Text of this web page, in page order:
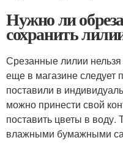
Нужно ли
сохранить
Срезанные лилии
еще в магазине следует
поставили в
можно принести свой
поставить цветы в воду.
влажными бумажными